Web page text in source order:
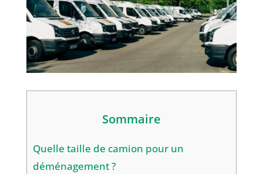
Sommaire
Quelle taille de camion pour un
déménagement ?